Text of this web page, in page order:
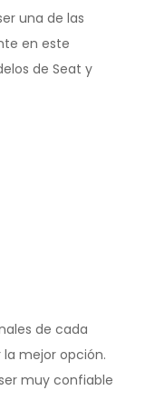
una de las
en este
de Seat y
de cada
mejor opción.
muy confiable